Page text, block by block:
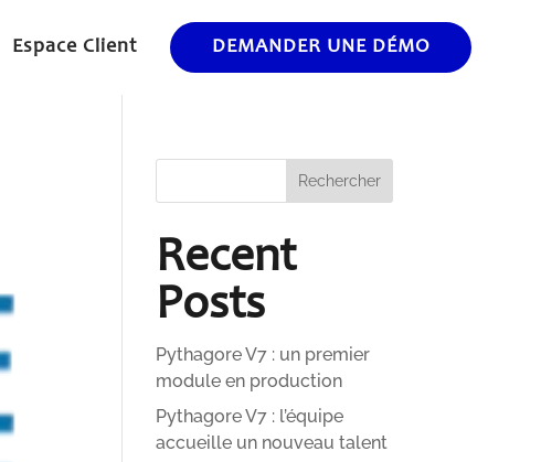
Espace Client DEMANDER UNE DÉMO
Rechercher
Recent
Posts
Pythagore V7 : un premier
module en production
Pythagore V7 : l’équipe
accueille un nouveau talent